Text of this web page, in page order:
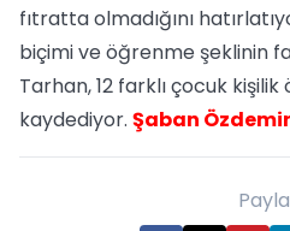
fıtratta olmadığını
biçimi ve öğrenme şeklinin
Tarhan, 12 farklı çocuk
kaydediyor. Şaban Özdemir